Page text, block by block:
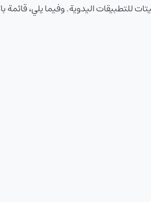
للتطبيقات اليدوية. وفيما يلي، قائمة